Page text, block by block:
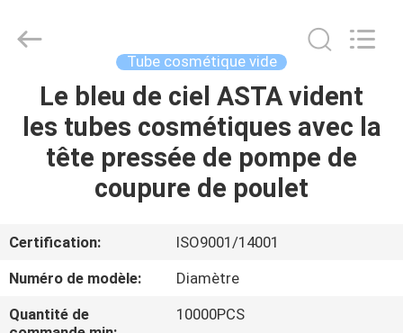
MAISON
PRODUITS
SUJET
DE
NOUS
TUBES(SHANG
HAI)CO.,LTD.
Tube cosmétique vide
Le bleu de ciel ASTA vident
les tubes cosmétiques avec la
tête pressée de pompe de
coupure de poulet
Certification:
ISO9001/14001
Numéro de modèle:
Diamètre
Quantité de
10000PCS